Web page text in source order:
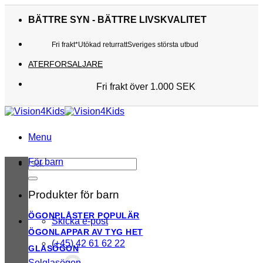
BÄTTRE SYN - BÄTTRE LIVSKVALITET
Fri frakt*Utökad returrattSveriges största utbud
ATERFORSALJARE
Fri frakt över 1.000 SEK
Kunderna älskar oss
Utökad returratt
Sveriges största utbud
Menu
Sök
efter:
Skicka e-post
(+45) 42 61 62 22
För barn
Produkter för barn
ÖGONPLÅSTER
ÖGONLAPPAR AV TYG
GLASÖGON